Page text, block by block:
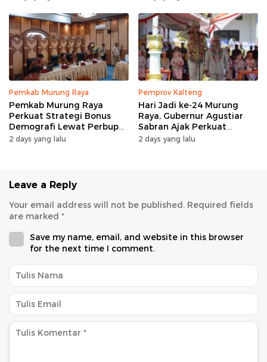
Pemkab Murung Raya
Pemkab Murung Raya
Perkuat Strategi Bonus
Demografi Lewat Perbup
Nomor 14 Tahun 2026
2 days yang lalu
Pemprov Kalteng
Hari Jadi ke-24 Murung
Raya, Gubernur Agustiar
Sabran Ajak Perkuat
Sinergi Pembangunan
2 days yang lalu
Leave a Reply
Your email address will not be published. Required fields
are marked *
Save my name, email, and website in this browser
for the next time I comment.